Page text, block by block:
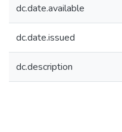
dc.date.available
dc.date.issued
dc.description